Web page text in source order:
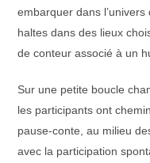
embarquer dans
haltes dans des lieux
de conteur associé à un
Sur une petite boucle
les participants ont
pause-conte, au milieu
avec la participation